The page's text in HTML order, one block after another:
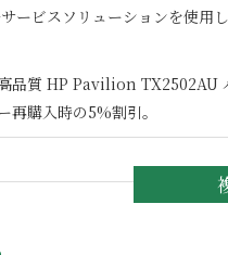
ービスソリューションを使用
品質 HP Pavilion TX2502AU
再購入時の5%割引。